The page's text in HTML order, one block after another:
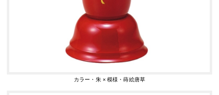
カラー・朱 × 模様・蒔絵唐草